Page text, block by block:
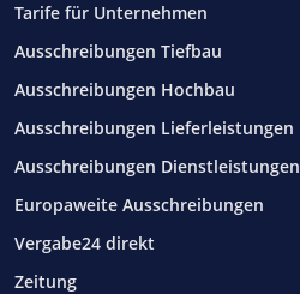
Tarife für Unternehmen
Ausschreibungen Tiefbau
Ausschreibungen Hochbau
Ausschreibungen Lieferleistungen
Ausschreibungen Dienstleistungen
Europaweite Ausschreibungen
Vergabe24 direkt
Zeitung